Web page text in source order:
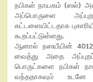
நபிகள் நாயகம் (ஸல்)
அப்பொருளை
கட்டளையிட்டதாக
கூறப்பட்டுள்ளது.
ஆனால் நஸயீயின்
வைத்து அதை
பொருட்களை நபிகள்
வந்ததாகவும்